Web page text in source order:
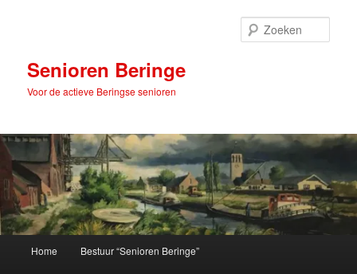
inhoudSenioren Beringe
Voor de actieve Beringse senioren
Home Bestuur “Senioren Beringe”